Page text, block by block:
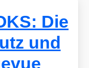
Die
und